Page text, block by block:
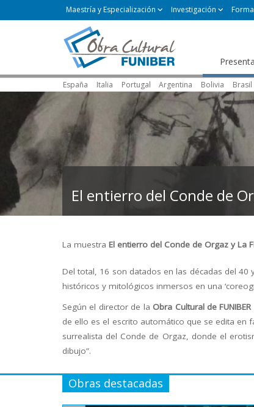
Maestría y Especialización Investigación
España Italia Portugal Argentina Bolivia Brasil
El entierro del Conde de
La muestra El entierro del Conde de Orgaz y La
Del total, 16 son datados en las décadas del
históricos y mitológicos inmersos en una
Según el director de la Obra Cultural de FUNIBER
de ello es el escrito automático que se edita en
surrealista del Conde de Orgaz, donde el
dibujo”.
Obras destacadas